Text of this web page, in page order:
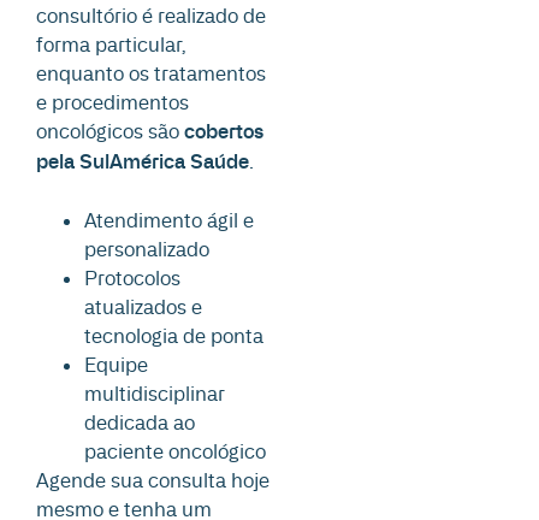
consultório é realizado de
forma particular,
enquanto os tratamentos
e procedimentos
oncológicos são cobertos
pela SulAmérica Saúde
Atendimento ágil e
personalizado
Protocolos
atualizados e
tecnologia de ponta
Equipe
multidisciplinar
dedicada ao
paciente oncológico
Agende sua consulta hoje
mesmo e tenha um